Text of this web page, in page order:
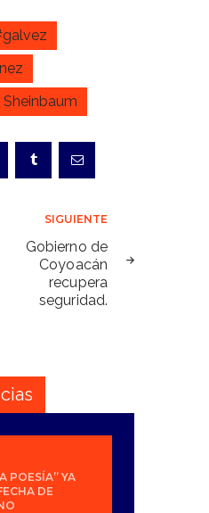
Sheinbaum
SIGUIENTE
Gobierno de
Coyoacán
recupera
seguridad.
POESÍA” YA
DE